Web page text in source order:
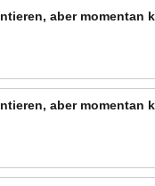
aber momentan
aber momentan